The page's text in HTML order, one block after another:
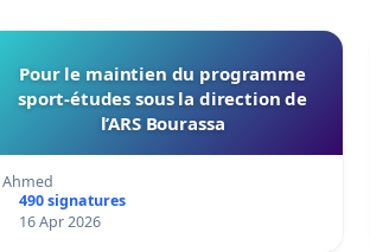
Pour le maintien du programme
sport-études sous la direction de
l’ARS Bourassa
Ahmed
490 signatures
16 Apr 2026